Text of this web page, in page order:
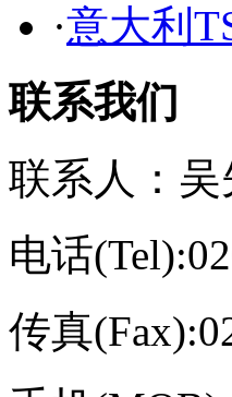
·意大利
联系我们
联系人：吴
电话
传真